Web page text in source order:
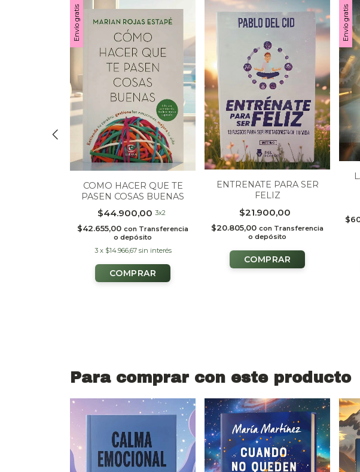
Envío gratis
COMO HACER QUE TE
PASEN COSAS BUENAS
$44.900,00 3x2
$42.655,00 con Transferencia
o depósito
3 x $14.966,67 sin interés
ENTRENATE PARA SER
FELIZ
$21.900,00
$20.805,00 con Transferencia
o depósito
Envío gratis
Para comprar con este producto